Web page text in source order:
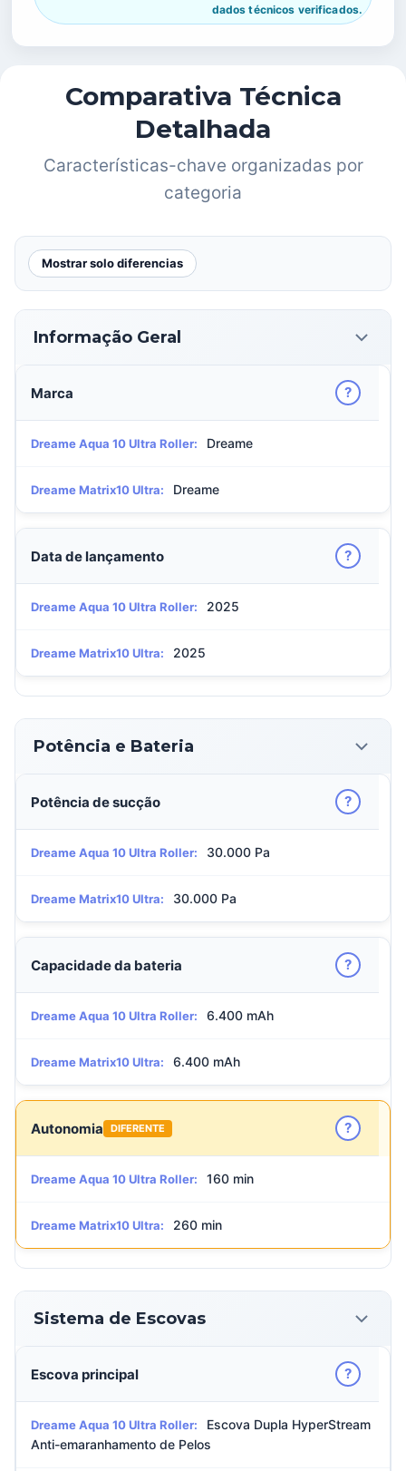
dados técnicos verificados.
Comparativa Técnica
Detalhada
Características-chave organizadas por
categoria
Mostrar solo diferencias
Informação Geral
Marca ?
Dreame Aqua 10 Ultra Roller: Dreame
Dreame Matrix10 Ultra: Dreame
Data de lançamento ?
Dreame Aqua 10 Ultra Roller: 2025
Dreame Matrix10 Ultra: 2025
Potência e Bateria
Potência de sucção ?
Dreame Aqua 10 Ultra Roller: 30.000 Pa
Dreame Matrix10 Ultra: 30.000 Pa
Capacidade da bateria ?
Dreame Aqua 10 Ultra Roller: 6.400 mAh
Dreame Matrix10 Ultra: 6.400 mAh
Autonomia DIFERENTE ?
Dreame Aqua 10 Ultra Roller: 160 min
Dreame Matrix10 Ultra: 260 min
Sistema de Escovas
Escova principal ?
Dreame Aqua 10 Ultra Roller:
Escova Dupla HyperStream
Anti-emaranhamento de Pelos